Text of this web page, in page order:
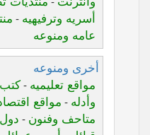
أسريه وترفيهيه -
عامه ومنوعه
أخرى ومنوعه
مواقع تعليميه -
وأدله - مواقع
متاحف وفنون -